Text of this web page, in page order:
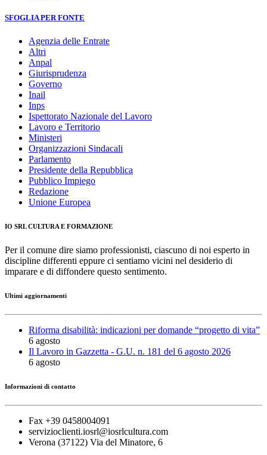
SFOGLIA PER FONTE
Agenzia delle Entrate
Altri
Anpal
Giurisprudenza
Governo
Inail
Inps
Ispettorato Nazionale del Lavoro
Lavoro e Territorio
Ministeri
Organizzazioni Sindacali
Parlamento
Presidente della Repubblica
Pubblico Impiego
Redazione
Unione Europea
IO SRL CULTURA E FORMAZIONE
Per il comune dire siamo professionisti, ciascuno di noi esperto in
discipline differenti eppure ci sentiamo vicini nel desiderio di
imparare e di diffondere questo sentimento.
Ultimi aggiornamenti
Riforma disabilità: indicazioni per domande “progetto di vita”
6 agosto
Il Lavoro in Gazzetta - G.U. n. 181 del 6 agosto 2026
6 agosto
Informazioni di contatto
Fax +39 0458004091
servizioclienti.iosrl@iosrlcultura.com
Verona (37122) Via del Minatore, 6